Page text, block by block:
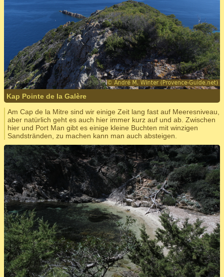
Kap Pointe de la Galère
Am Cap de la Mitre sind wir einige Zeit lang fast auf Meeresniveau,
aber natürlich geht es auch hier immer kurz auf und ab. Zwischen
hier und Port Man gibt es einige kleine Buchten mit winzigen
Sandstränden, zu machen kann man auch absteigen.